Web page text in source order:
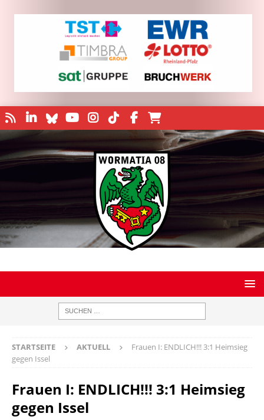
STARTSEITE AKTUELL
Frauen I: ENDLICH!!! 3:1 Heimsieg
gegen Issel
Frauen I: ENDLICH!!! 3:1 Heimsieg
gegen Issel